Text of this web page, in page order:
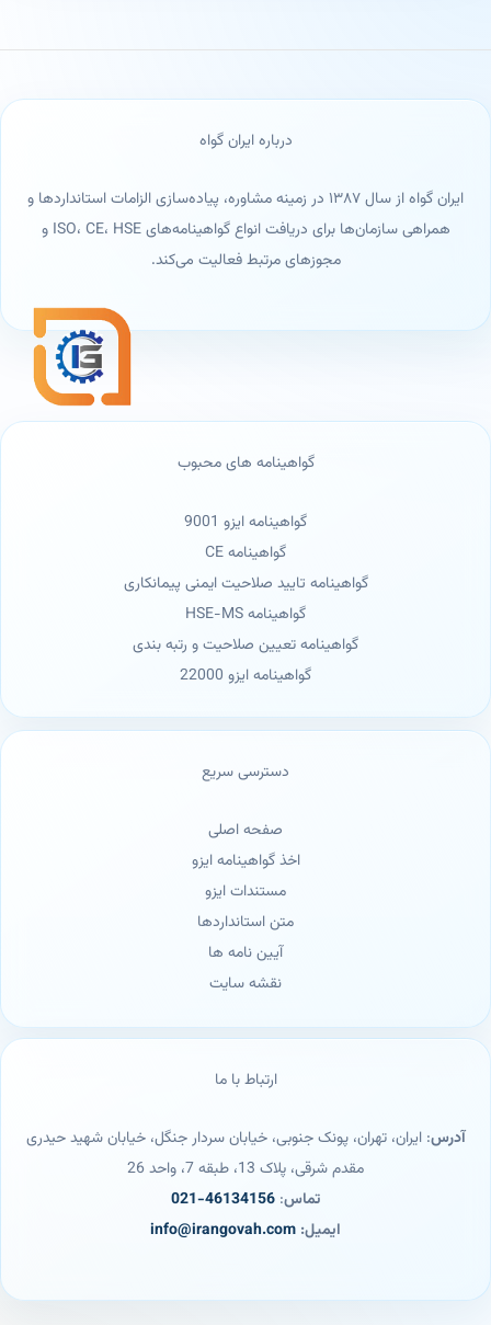
درباره ایران گواه
ایران گواه از سال ۱۳۸۷ در زمینه مشاوره، پیاده‌سازی الزامات استانداردها و
همراهی سازمان‌ها برای دریافت انواع گواهینامه‌های ISO، CE، HSE و
مجوزهای مرتبط فعالیت می‌کند.
گواهینامه های محبوب
گواهینامه ایزو 9001
گواهینامه CE
گواهینامه تایید صلاحیت ایمنی پیمانکاری
گواهینامه HSE-MS
گواهینامه تعیین صلاحیت و رتبه بندی
گواهینامه ایزو 22000
دسترسی سریع
صفحه اصلی
اخذ گواهینامه ایزو
مستندات ایزو
متن استانداردها
آیین نامه ها
نقشه سایت
ارتباط با ما
آدرس: ایران، تهران، پونک جنوبی، خیابان سردار جنگل، خیابان شهید حیدری
مقدم شرقی، پلاک 13، طبقه 7، واحد 26
تماس:
46134156-021
ایمیل: info@irangovah.com